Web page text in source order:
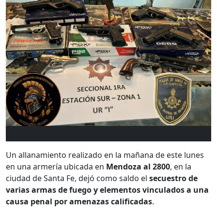
Un allanamiento realizado en la mañana de este lunes
en una armería ubicada en Mendoza al 2800, en la
ciudad de Santa Fe, dejó como saldo el secuestro de
varias armas de fuego y elementos vinculados a una
causa penal por amenazas calificadas.